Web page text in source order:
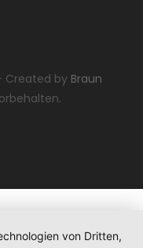
Created by Braun
von Dritten,